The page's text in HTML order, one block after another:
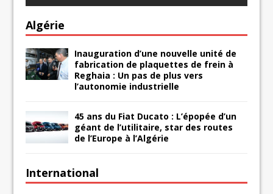
Algérie
Inauguration d’une nouvelle unité de
fabrication de plaquettes de frein à
Reghaia : Un pas de plus vers
l’autonomie industrielle
45 ans du Fiat Ducato : L’épopée d’un
géant de l’utilitaire, star des routes
de l’Europe à l’Algérie
International